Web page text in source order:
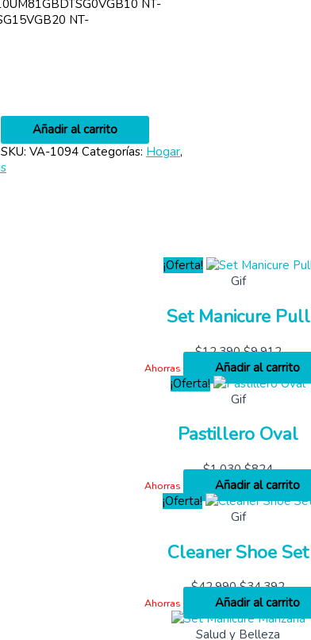
NT-
NT-
Añadir al carrito
SKU: VA-1094 Categorías: Hogar,
¡Oferta!
Gif
Set Manicure Pull
$12,390 $9,912
Ahorras
Añadir al carrito
¡Oferta!
Gif
Pastillero Oval
$1,030 $824
Ahorras
Añadir al carrito
¡Oferta!
Gif
Cleaner Shoe Set
$42,990 $34,392
Ahorras
Añadir al carrito
Salud y Belleza